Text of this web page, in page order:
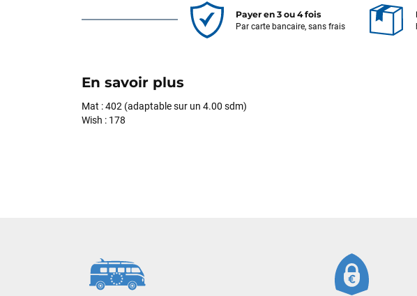
Payer en 3 ou 4 fois
Par carte bancaire, sans frais
En savoir plus
Mat : 402 (adaptable sur un 4.00 sdm)
Wish : 178
Sébastien BACHELIER